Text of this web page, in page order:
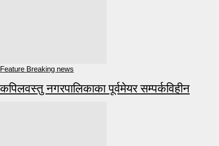
Feature Breaking news
कपिलवस्तु नगरपालिकाका पूर्वमेयर सम्पर्कविहीन